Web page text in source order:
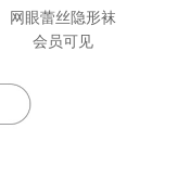
网眼蕾丝隐形袜
会员可见